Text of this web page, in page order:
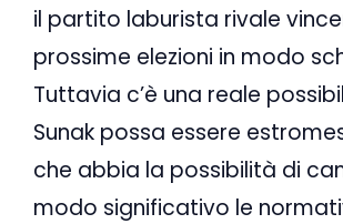
il partito laburista rivale
prossime elezioni in modo
Tuttavia c’è una reale
Sunak possa essere
che abbia la possibilità di
modo significativo le